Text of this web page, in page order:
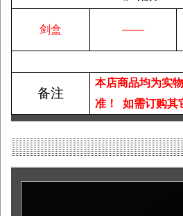
剑盒 ——
备注
本店商品均为实
准！
如需订购其